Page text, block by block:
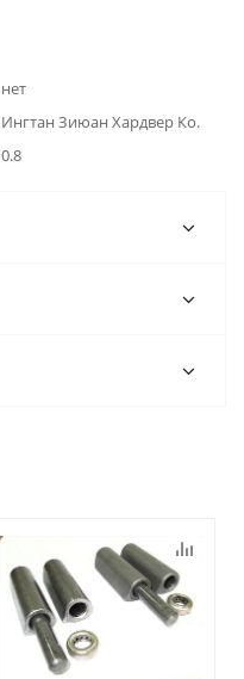
нет
Ингтан Зиюан Хардвер Ко.
0.8